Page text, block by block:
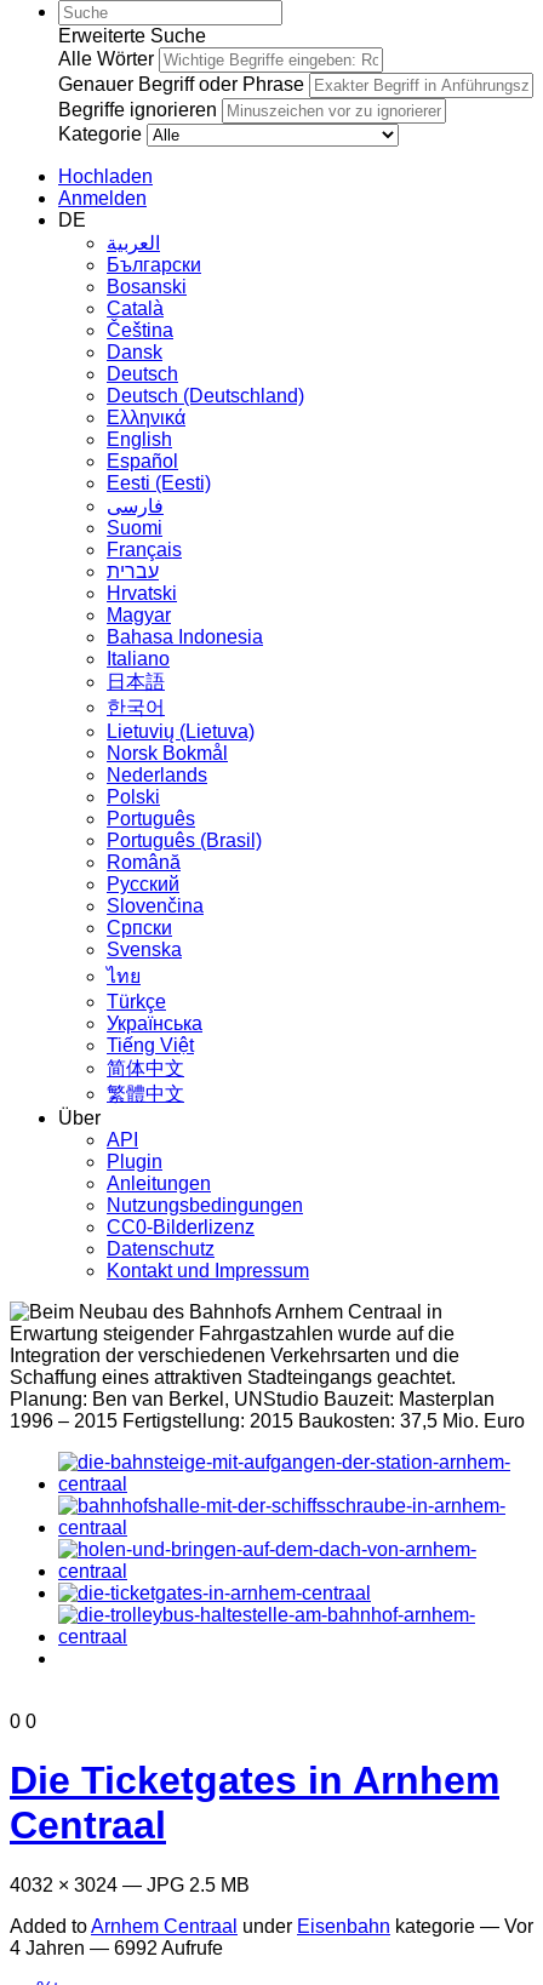
Erweiterte Suche
Alle Wörter
Genauer Begriff oder Phrase
Begriffe ignorieren
Kategorie
Hochladen
Anmelden
DE
العربية
Български
Bosanski
Сatalà
Čeština
Dansk
Deutsch
Deutsch (Deutschland)
Ελληνικά
English
Español
Eesti (Eesti)
فارسی
Suomi
Français
עברית
Hrvatski
Magyar
Bahasa Indonesia
Italiano
日本語
한국어
Lietuvių (Lietuva)
‪Norsk Bokmål‬
Nederlands
Polski
Português
Português (Brasil)
Română
Русский
Slovenčina
Српски
Svenska
ไทย
Türkçe
Українська
Tiếng Việt
简体中文
繁體中文
Über
API
Plugin
Anleitungen
Nutzungsbedingungen
CC0-Bilderlizenz
Datenschutz
Kontakt und Impressum
0 0
Die Ticketgates in Arnhem
Centraal
4032 × 3024 — JPG 2.5 MB
Added toArnhem Centraal under Eisenbahn kategorie — Vor
4 Jahren — 6992 Aufrufe